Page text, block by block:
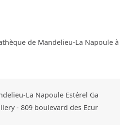
de Mandelieu-La Napoule à
La Napoule Estérel Ga
- 809 boulevard des Ecur